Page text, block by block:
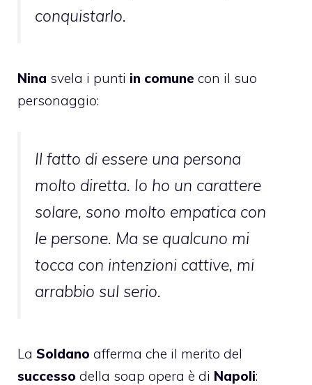
conquistarlo.
Nina svela i punti in comune con il suo
personaggio:
Il fatto di essere una persona
molto diretta. Io ho un carattere
solare, sono molto empatica con
le persone. Ma se qualcuno mi
tocca con intenzioni cattive, mi
arrabbio sul serio.
La Soldano afferma che il merito del
successo della soap opera è di Napoli: